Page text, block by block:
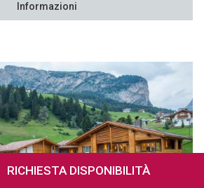
RICHIESTA DISPONIBILITÀ
Informazioni